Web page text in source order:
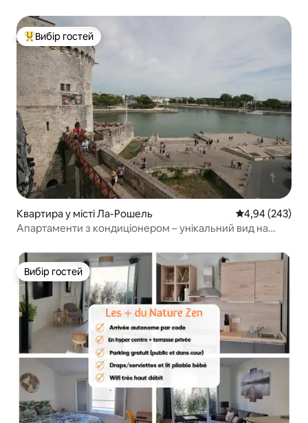
Топ вибір гостей
Вибір гостей
Квартира у місті Ла-Рошель Середня
4,94 (243)
Апартаменти з кондиціонером – унікальний вид на
Вибір гостей
Вибір гостей